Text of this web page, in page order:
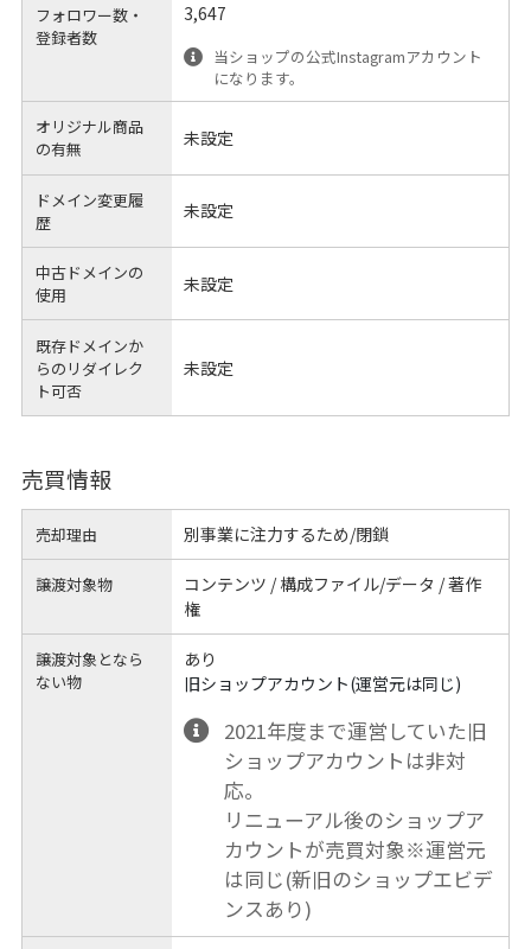
フォロワー数・
登録者数
3,647
当ショップの公式Instagramアカウント
になります。
オリジナル商品
の有無
未設定
ドメイン変更履
歴
未設定
中古ドメインの
使用
未設定
既存ドメインか
らのリダイレク
ト可否
未設定
売買情報
売却理由 別事業に注力するため/閉鎖
譲渡対象物
コンテンツ / 構成ファイル/データ / 著作
権
譲渡対象となら
ない物
あり
旧ショップアカウント(運営元は同じ)
2021年度まで運営していた旧
ショップアカウントは非対
応。
リニューアル後のショップア
カウントが売買対象※運営元
は同じ(新旧のショップエビデ
ンスあり)